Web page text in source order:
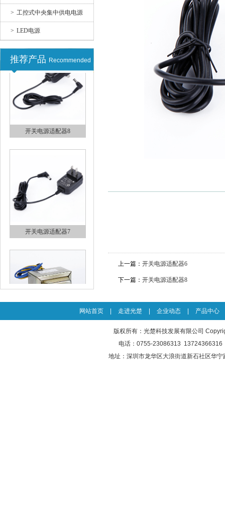
> 工控式中央集中供电电源
> LED电源
推荐产品 Recommended
开关电源适配器9
开关电源适配器7 上一篇： 开关电源适配器6
下一篇： 开关电源适配器8
网站首页 走进光楚 企业动态 产品中心
版权所有：光楚科技发展有限公司
电话：0755-23086313
地址：深圳市龙华区大浪街道新石社区华